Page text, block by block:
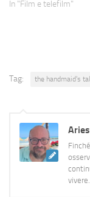
In "Film e telefilm"
Tag: the handmaid's
Aries
vivere.